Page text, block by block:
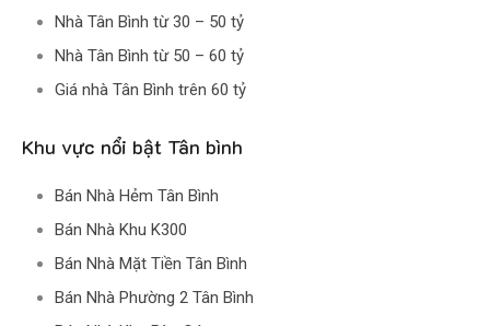
Nhà Tân Bình từ 30 – 50 tỷ
Nhà Tân Bình từ 50 – 60 tỷ
Giá nhà Tân Bình trên 60 tỷ
Khu vực nổi bật Tân bình
Bán Nhà Hẻm Tân Bình
Bán Nhà Khu K300
Bán Nhà Mặt Tiền Tân Bình
Bán Nhà Phường 2 Tân Bình